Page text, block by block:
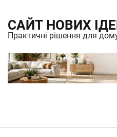
САЙТ НОВИХ
Практичні рішення для